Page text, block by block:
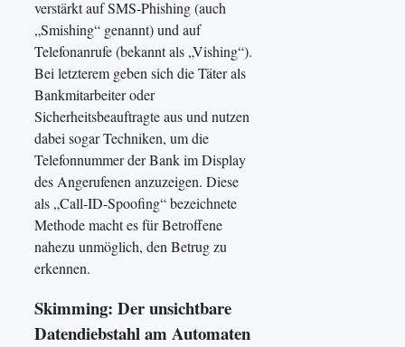
verstärkt auf SMS-Phishing (auch
„Smishing“ genannt) und auf
Telefonanrufe (bekannt als „Vishing“).
Bei letzterem geben sich die Täter als
Bankmitarbeiter oder
Sicherheitsbeauftragte aus und nutzen
dabei sogar Techniken, um die
Telefonnummer der Bank im Display
des Angerufenen anzuzeigen. Diese
als „Call-ID-Spoofing“ bezeichnete
Methode macht es für Betroffene
nahezu unmöglich, den Betrug zu
erkennen.
Skimming: Der unsichtbare
Datendiebstahl am Automaten